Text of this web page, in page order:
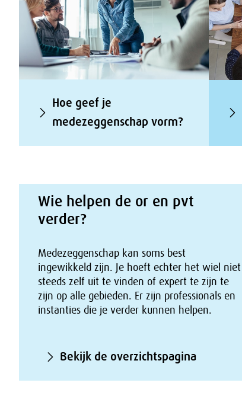
Hoe geef je
medezeggenschap vorm?
Wie helpen de or en pvt
verder?
Medezeggenschap kan soms best
ingewikkeld zijn. Je hoeft echter het wiel niet
steeds zelf uit te vinden of expert te zijn te
zijn op alle gebieden. Er zijn professionals en
instanties die je verder kunnen helpen.
Bekijk de overzichtspagina